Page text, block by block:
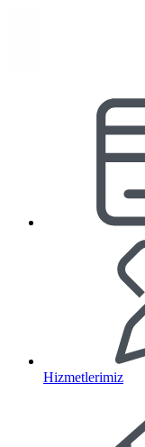
Hizmetlerimiz